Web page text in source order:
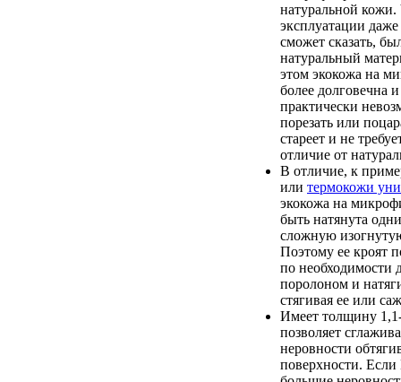
натуральной кожи.
эксплуатации
сможет сказать,
натуральный
этом экокожа на
более долговечна
практически
порезать или
стареет и не
отличие от
В отличие, к
или термокожи
экокожа на
быть натянута
сложную
Поэтому ее кроят
по необходимости
поролоном и
стягивая ее или
Имеет толщину
позволяет
неровности
поверхности.